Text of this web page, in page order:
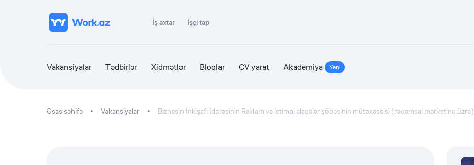
İş axtar İşçi tap
Vakansiyalar Tədbirlər Xidmətlər Bloqlar CV yarat Akademiya Yeni
Əsas səhifə Vakansiyalar Biznesin İnkişafı İdarəsinin Reklam və ictimai əlaqələr şöbəsinin mütəxəssisi (rəqəmsal marketinq üzrə)